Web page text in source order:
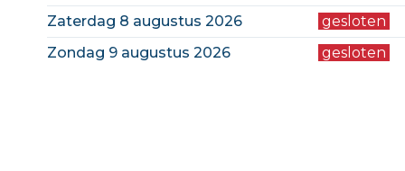
zaterdag 8 augustus 2026
gesloten
zondag 9 augustus 2026
gesloten